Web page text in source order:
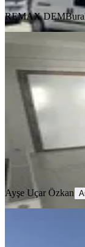
REMAX DEM
Ayşe Uçar Özkan
Ayşe Uçar Özkan